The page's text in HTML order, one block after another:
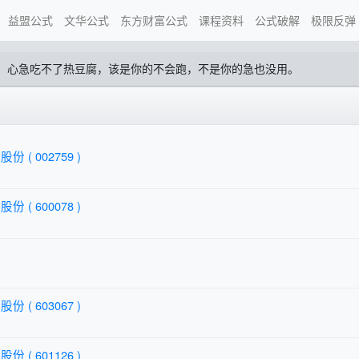
益盟公式 文华公式 东方财富公式 课程资料 公式破解 极限反弹
急吃不了热豆腐，该是你的不会跑，不是你的急也没用。
份 ( 002759 )
份 ( 600078 )
份 ( 603067 )
份 ( 601126 )